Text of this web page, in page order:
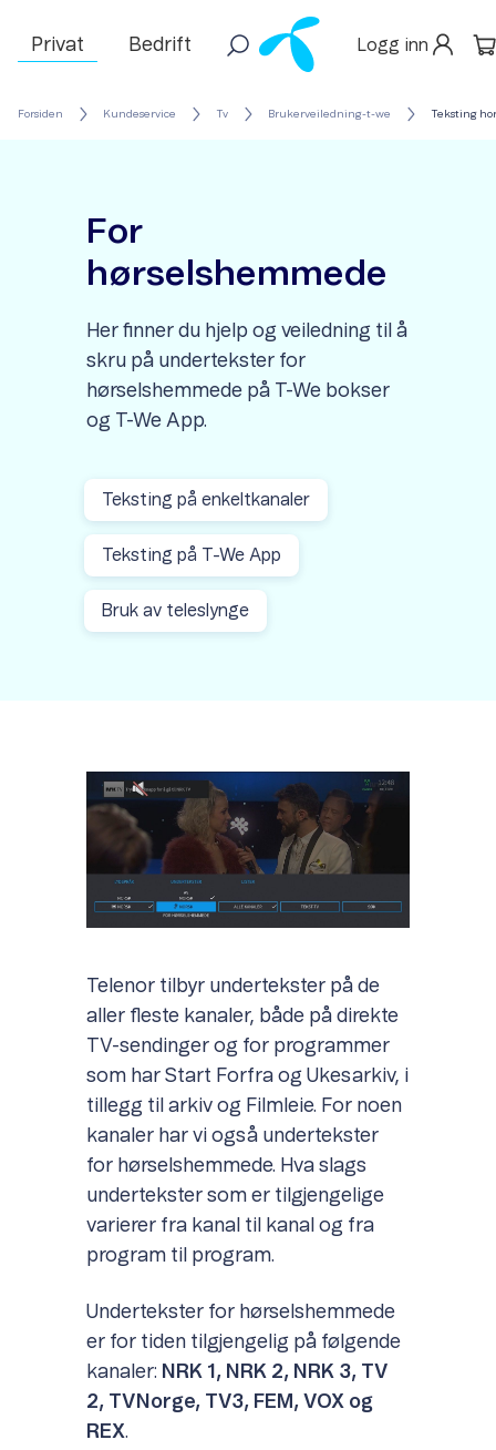
Privat Bedrift Logg inn
Forsiden Kundeservice Tv Brukerveiledning-t-we Teksting
For
hørselshemmede
Her finner du hjelp og veiledning til å
skru på undertekster for
hørselshemmede på T-We bokser
og T-We App.
Teksting på enkeltkanaler
Teksting på T-We App
Bruk av teleslynge
Telenor tilbyr undertekster på de
aller fleste kanaler, både på direkte
TV-sendinger og for programmer
som har Start Forfra og Ukesarkiv, i
tillegg til arkiv og Filmleie. For noen
kanaler har vi også undertekster
for hørselshemmede. Hva slags
undertekster som er tilgjengelige
varierer fra kanal til kanal og fra
program til program.
Undertekster for hørselshemmede
er for tiden tilgjengelig på følgende
kanaler: NRK 1, NRK 2, NRK 3, TV
2, TVNorge, TV3, FEM, VOX og
REX.